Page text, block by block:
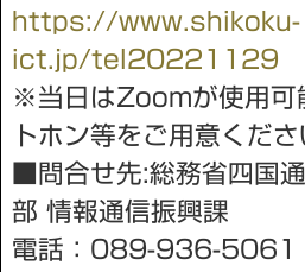
https://www.shikoku-
ict.jp/tel20221129
※当⽇はZoomが使⽤可
トホン等をご⽤意くださ
■問合せ先:総務省四国
部 情報通信振興課
電話：089-936-5061